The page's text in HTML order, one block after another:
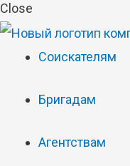
Close
Соискателям
Бригадам
Агентствам